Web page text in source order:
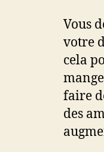
Vous
votre
cela
faire
des